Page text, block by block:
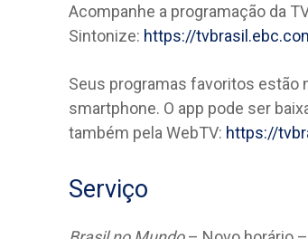
Acompanhe a programação da
Sintonize: https://
Seus programas favoritos estão
smartphone. O app pode ser
também pela WebTV: https://
Serviço